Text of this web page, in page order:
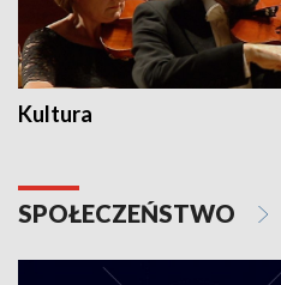
Kultura
SPOŁECZEŃSTWO